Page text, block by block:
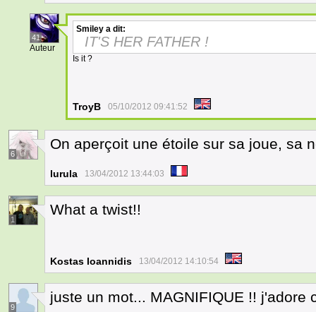
41
Auteur
Smiley a dit:
IT'S HER FATHER !
Is it ?
TroyB 05/10/2012 09:41:52
6
On aperçoit une étoile sur sa joue, sa
lurula 13/04/2012 13:44:03
1
What a twist!!
Kostas Ioannidis 13/04/2012 14:10:54
9
juste un mot... MAGNIFIQUE !! j'adore